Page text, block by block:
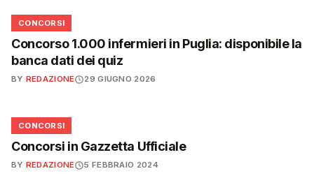
📋
CONCORSI
Concorso 1.000 infermieri in Puglia: disponibile la
banca dati dei quiz
BY REDAZIONE 29 GIUGNO 2026
📋
CONCORSI
Concorsi in Gazzetta Ufficiale
BY REDAZIONE 5 FEBBRAIO 2024